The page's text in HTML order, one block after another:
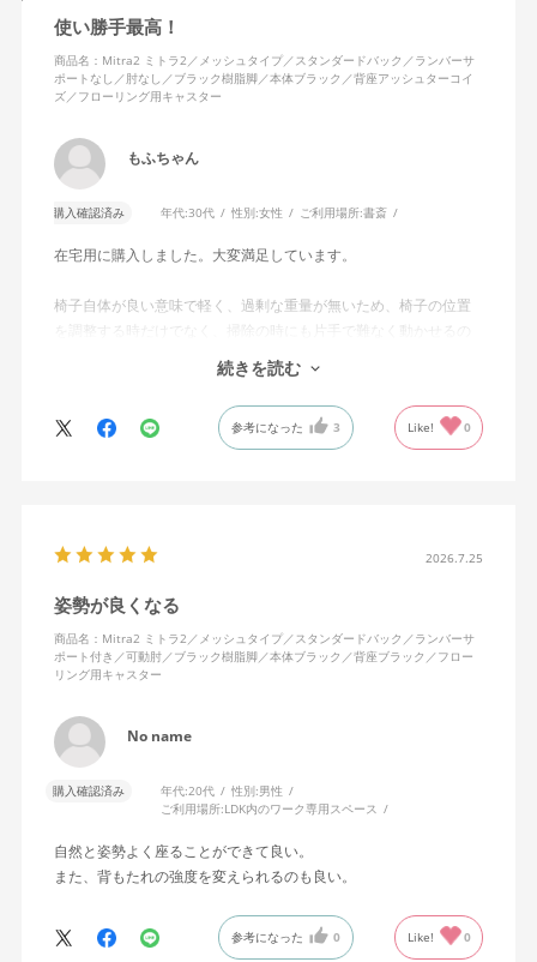
使い勝手最高！
商品名：Mitra2 ミトラ2／メッシュタイプ／スタンダードバック／ランバーサ
ポートなし／肘なし／ブラック樹脂脚／本体ブラック／背座アッシュターコイ
ズ／フローリング用キャスター
もふちゃん
購入確認済み 年代:30代 性別:女性 ご利用場所:書斎
在宅用に購入しました。大変満足しています。
椅子自体が良い意味で軽く、過剰な重量が無いため、椅子の位置
を調整する時だけでなく、掃除の時にも片手で難なく動かせるの
で、ストレスを感じません。
背中はメッシュ素材でハリがあり、沈み込みすぎないところが気
に入っています。色も画像通りのアッシュブルーで、部屋の差し
色になっています。
キャスターはフローリング用を選びました。とにかく動きが滑ら
思います。良い商品に巡り会えてとても嬉しいです。
続きを読む
参考になった 3 Like! 0
2026.7.25
姿勢が良くなる
商品名：Mitra2 ミトラ2／メッシュタイプ／スタンダードバック／ランバーサ
ポート付き／可動肘／ブラック樹脂脚／本体ブラック／背座ブラック／フロー
リング用キャスター
No name
購入確認済み 年代:20代 性別:男性
ご利用場所:LDK内のワーク専用スペース
自然と姿勢よく座ることができて良い。
また、背もたれの強度を変えられるのも良い。
参考になった 0 Like! 0